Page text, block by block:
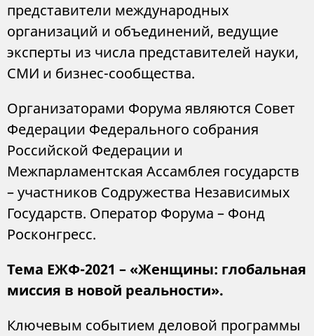
представители международных
организаций и объединений, ведущие
эксперты из числа представителей науки,
СМИ и бизнес-сообщества.
Организаторами Форума являются Совет
Федерации Федерального собрания
Российской Федерации и
Межпарламентская Ассамблея государств
– участников Содружества Независимых
Государств. Оператор Форума – Фонд
Росконгресс.
Тема ЕЖФ-2021 – «Женщины: глобальная
миссия в новой реальности».
Ключевым событием деловой программы